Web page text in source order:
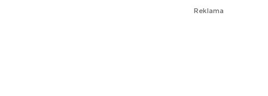
Reklama